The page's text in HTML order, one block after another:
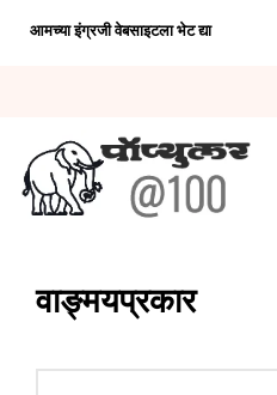
आमच्या इंग्रजी वेबसाइटला भेट द्या
वाङ्मयप्रकार